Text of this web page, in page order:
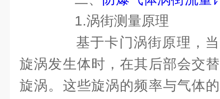
1.涡街测量原理
基于卡门涡街原理，当
旋涡发生体时，在其后部会交
旋涡。这些旋涡的频率与气体